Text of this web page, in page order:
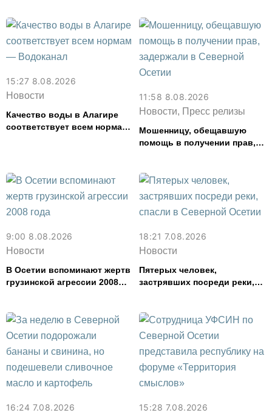
15:27 8.08.2026
Новости
Качество воды в Алагире
соответствует всем нормам
11:58 8.08.2026
Новости, Пресс релизы
Мошенницу, обещавшую
помощь в получении прав,
9:00 8.08.2026
Новости
В Осетии вспоминают жертв
грузинской агрессии 2008
18:21 7.08.2026
Новости
Пятерых человек,
застрявших посреди реки,
16:24 7.08.2026 15:28 7.08.2026